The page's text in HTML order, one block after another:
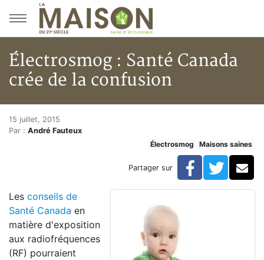
Aller au menu principal
Aller au contenu principal
Électrosmog : Santé Canada
crée de la confusion
Accueil
Articles
Hypersensibilités environnementales
Électrosmog : Santé Canada crée de la confusion
Électrosmog : Santé Canada
15 juillet, 2015
Par : André Fauteux
Électrosmog
Maisons saines
Partager sur Facebook
Les conseils de
Santé Canada en
matière d'exposition
aux radiofréquences
(RF) pourraient